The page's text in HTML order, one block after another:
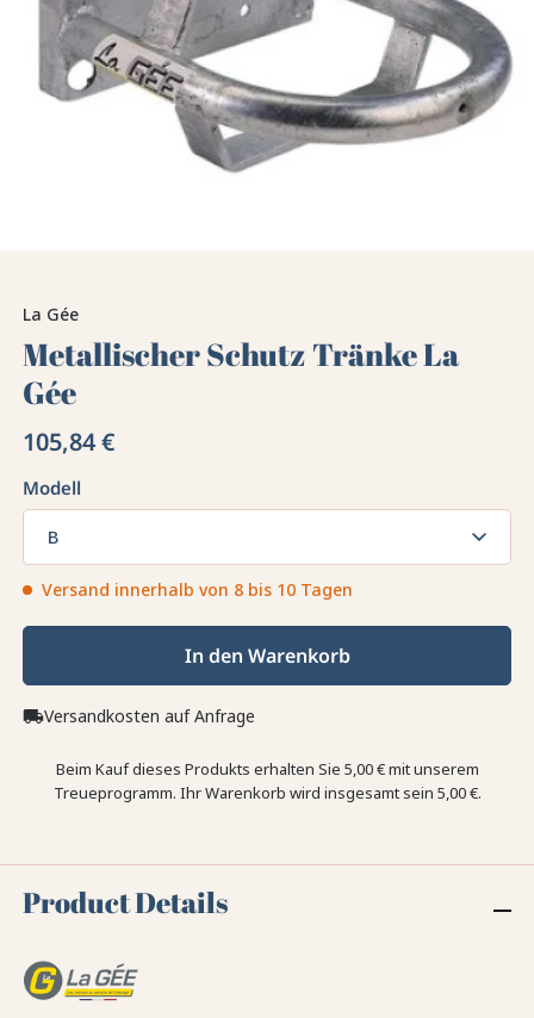
La Gée
Metallischer Schutz Tränke La
Gée
105,84 €
Modell
B
Versand innerhalb von 8 bis 10 Tagen
In den Warenkorb
local_shippingVersandkosten auf Anfrage
Beim Kauf dieses Produkts erhalten Sie 5,00 €mit unserem
Treueprogramm. Ihr Warenkorb wird insgesamt sein 5,00 €.
Product Details